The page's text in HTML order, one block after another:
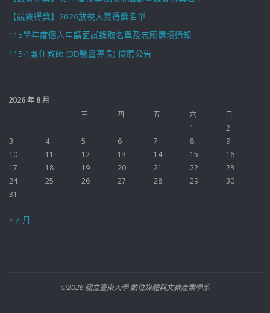
【競賽得獎】2026放視大賞得獎名單
115學年度個人申請面試錄取名單及志願選填通知
115-1兼任教師 (3D動畫專長) 徵聘公告
2026 年 8 月
一
二 三 四 五 六
日
1
2
3
4 5 6 7 8
9
10
11 12 13 14 15
16
17
18 19 20 21 22
23
24
25 26 27 28 29
30
31
« 7 月
©2026 國立臺東大學 數位媒體與文教產業學系